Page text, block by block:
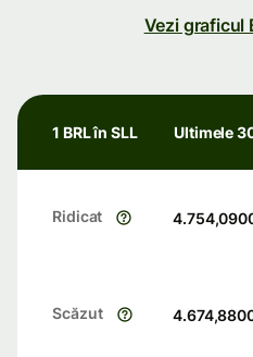
Vezi graficul
1 BRL în SLL Ultimele
Ridicat
Scăzut